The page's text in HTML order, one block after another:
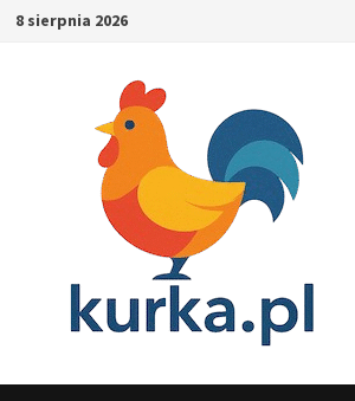
Skip8 sierpnia 2026